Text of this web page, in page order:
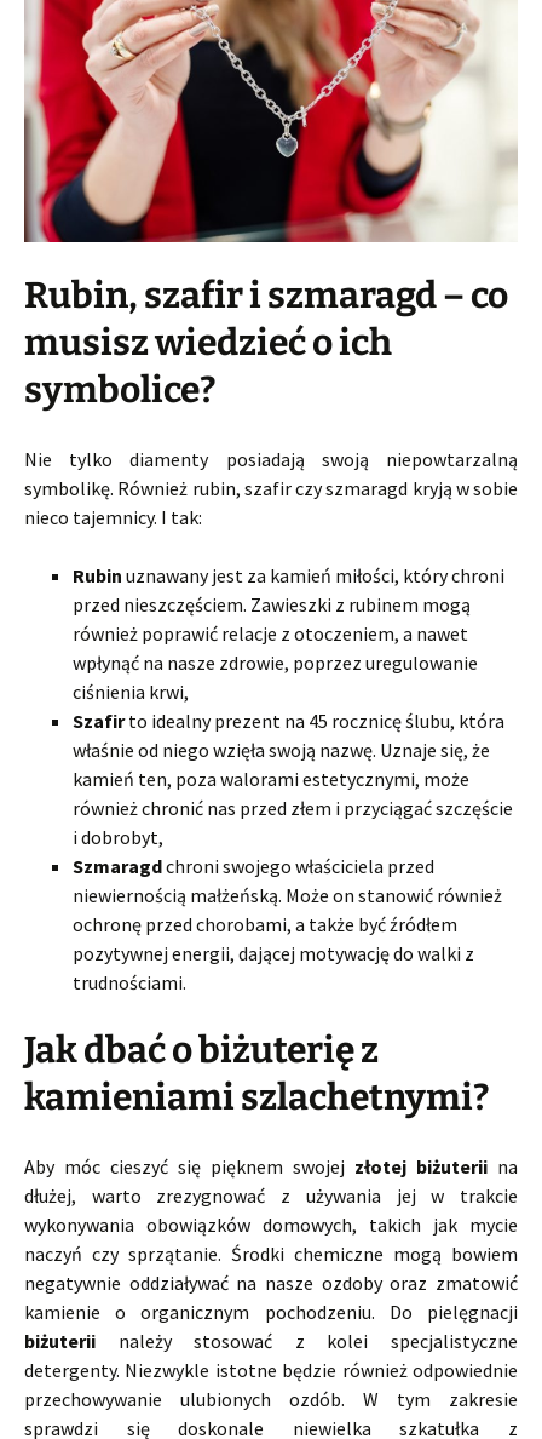
Rubin, szafir i szmaragd – co
musisz wiedzieć o ich
symbolice?
Nie tylko diamenty posiadają swoją niepowtarzalną
symbolikę. Również rubin, szafir czy szmaragd kryją w sobie
nieco tajemnicy. I tak:
Rubin uznawany jest za kamień miłości, który chroni
przed nieszczęściem. Zawieszki z rubinem mogą
również poprawić relacje z otoczeniem, a nawet
wpłynąć na nasze zdrowie, poprzez uregulowanie
ciśnienia krwi,
Szafirto idealny prezent na 45 rocznicę ślubu, która
właśnie od niego wzięła swoją nazwę. Uznaje się, że
kamień ten, poza walorami estetycznymi, może
również chronić nas przed złem i przyciągać szczęście
i dobrobyt,
Szmaragdchroni swojego właściciela przed
niewiernością małżeńską. Może on stanowić również
ochronę przed chorobami, a także być źródłem
pozytywnej energii, dającej motywację do walki z
trudnościami.
Jak dbać o biżuterię z
kamieniami szlachetnymi?
Aby móc cieszyć się pięknem swojej złotej biżuterii na
dłużej, warto zrezygnować z używania jej w trakcie
wykonywania obowiązków domowych, takich jak mycie
naczyń czy sprzątanie. Środki chemiczne mogą bowiem
negatywnie oddziaływać na nasze ozdoby oraz zmatowić
kamienie o organicznym pochodzeniu. Do pielęgnacji
biżuterii należy stosować z kolei specjalistyczne
detergenty. Niezwykle istotne będzie również odpowiednie
przechowywanie ulubionych ozdób. W tym zakresie
sprawdzi się doskonale niewielka szkatułka z